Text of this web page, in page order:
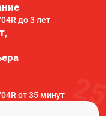
до 3 лет
от 35 минут